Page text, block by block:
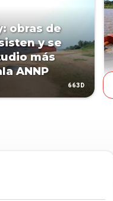
obras de
y se
más
ANNP
663D